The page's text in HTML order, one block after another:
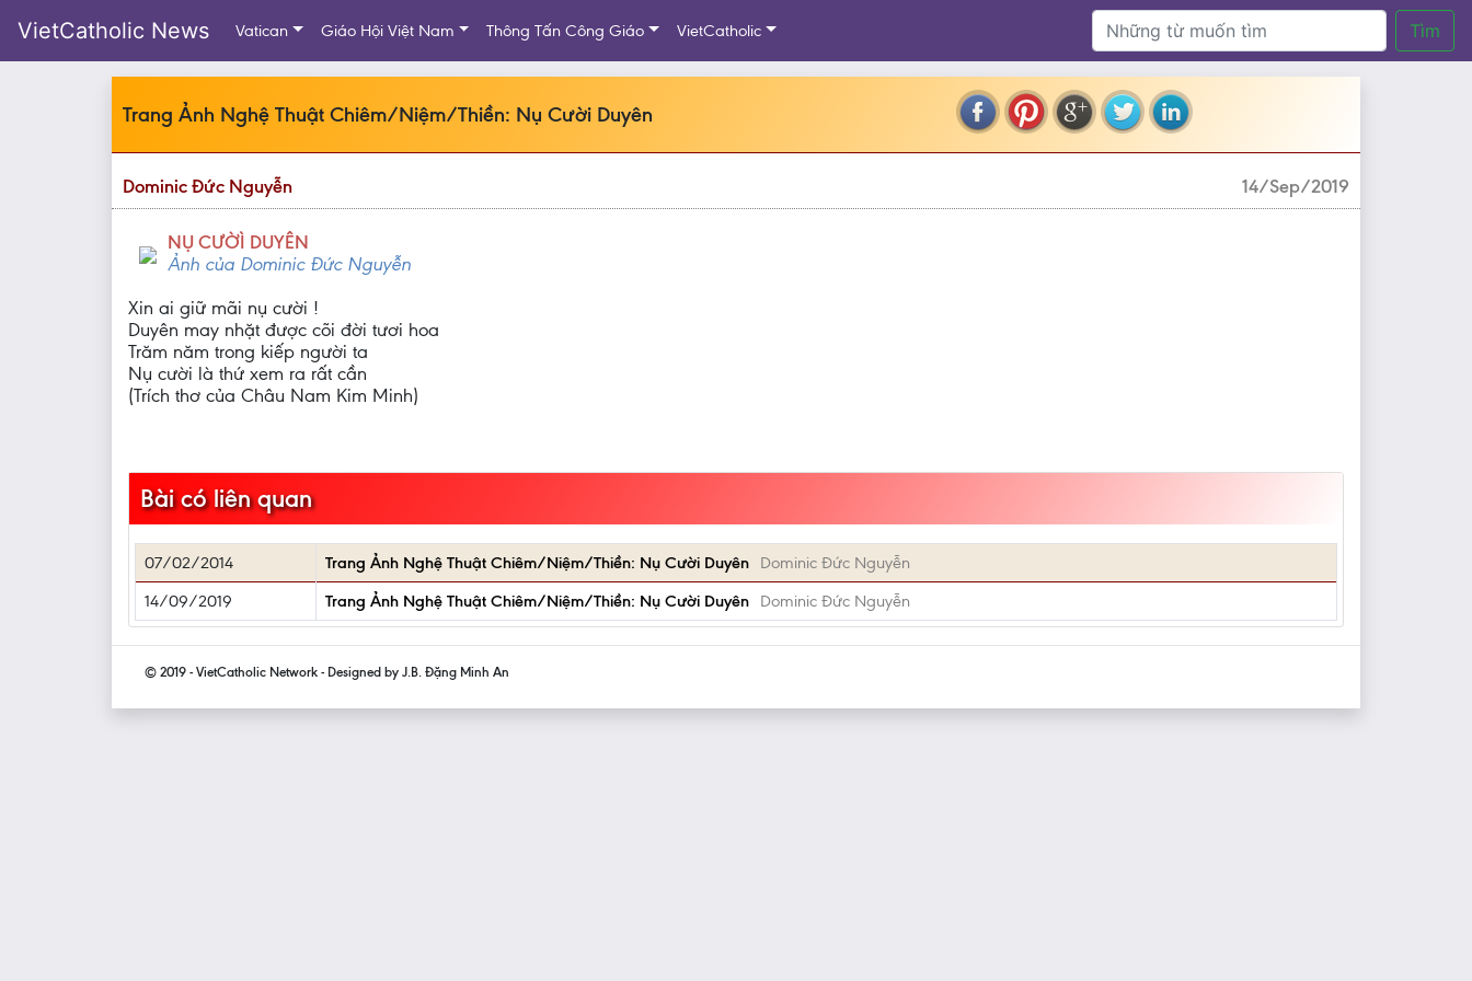
VietCatholic News Vatican Giáo Hội Việt Nam Thông Tấn Công Giáo VietCatholic Tìm
Trang Ảnh Nghệ Thuật Chiêm/Niệm/Thiền: Nụ Cười Duyên
Dominic Đức Nguyễn 14/Sep/2019
NỤ CƯỜÌ DUYÊN
Ảnh của Dominic Đức Nguyễn
Xin ai giữ mãi nụ cười !
Duyên may nhặt được cõi đời tươi hoa
Trăm năm trong kiếp người ta
Nụ cười là thứ xem ra rất cần
(Trích thơ của Châu Nam Kim Minh)
Bài có liên quan
07/02/2014 Trang Ảnh Nghệ Thuật Chiêm/Niệm/Thiền: Nụ Cười Duyên
Dominic Đức Nguyễn
14/09/2019
Trang Ảnh Nghệ Thuật Chiêm/Niệm/Thiền: Nụ Cười Duyên Dominic Đức Nguyễn
© 2019 - VietCatholic Network - Designed by J.B. Đặng Minh An